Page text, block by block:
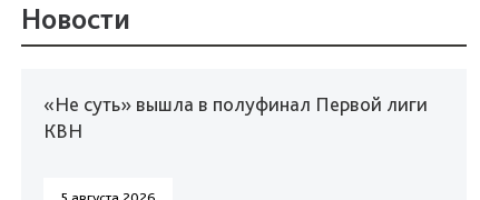
Новости
«Не суть» вышла в полуфинал Первой лиги
КВН